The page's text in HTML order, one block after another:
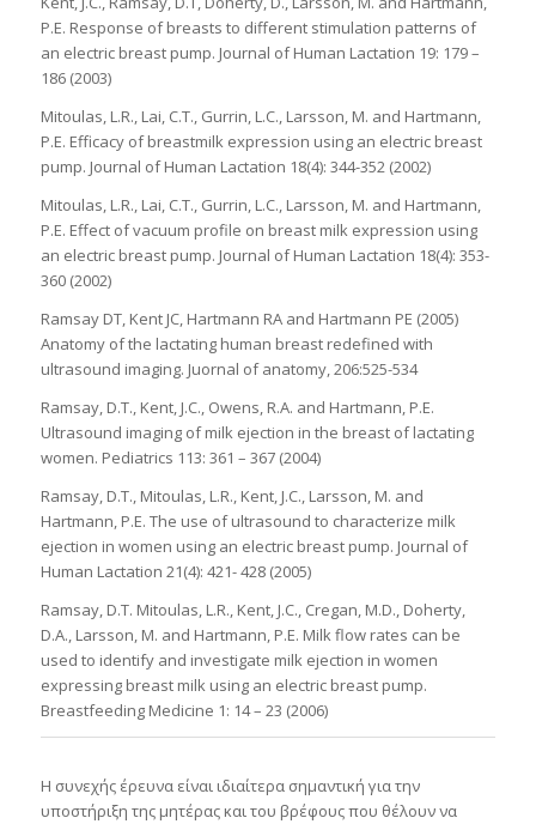
P.E. Response of breasts to different stimulation patterns of
an electric breast pump. Journal of Human Lactation 19: 179 –
186 (2003)
Mitoulas, L.R., Lai, C.T., Gurrin, L.C., Larsson, M. and Hartmann,
P.E. Efficacy of breastmilk expression using an electric breast
pump. Journal of Human Lactation 18(4): 344-352 (2002)
Mitoulas, L.R., Lai, C.T., Gurrin, L.C., Larsson, M. and Hartmann,
P.E. Effect of vacuum profile on breast milk expression using
an electric breast pump. Journal of Human Lactation 18(4): 353-
360 (2002)
Ramsay DT, Kent JC, Hartmann RA and Hartmann PE (2005)
Anatomy of the lactating human breast redefined with
ultrasound imaging. Juornal of anatomy, 206:525-534
Ramsay, D.T., Kent, J.C., Owens, R.A. and Hartmann, P.E.
Ultrasound imaging of milk ejection in the breast of lactating
women. Pediatrics 113: 361 – 367 (2004)
Ramsay, D.T., Mitoulas, L.R., Kent, J.C., Larsson, M. and
Hartmann, P.E. The use of ultrasound to characterize milk
ejection in women using an electric breast pump. Journal of
Human Lactation 21(4): 421- 428 (2005)
Ramsay, D.T. Mitoulas, L.R., Kent, J.C., Cregan, M.D., Doherty,
D.A., Larsson, M. and Hartmann, P.E. Milk flow rates can be
used to identify and investigate milk ejection in women
expressing breast milk using an electric breast pump.
Breastfeeding Medicine 1: 14 – 23 (2006)
Η συνεχής έρευνα είναι ιδιαίτερα σημαντική για την
υποστήριξη της μητέρας και του βρέφους που θέλουν να